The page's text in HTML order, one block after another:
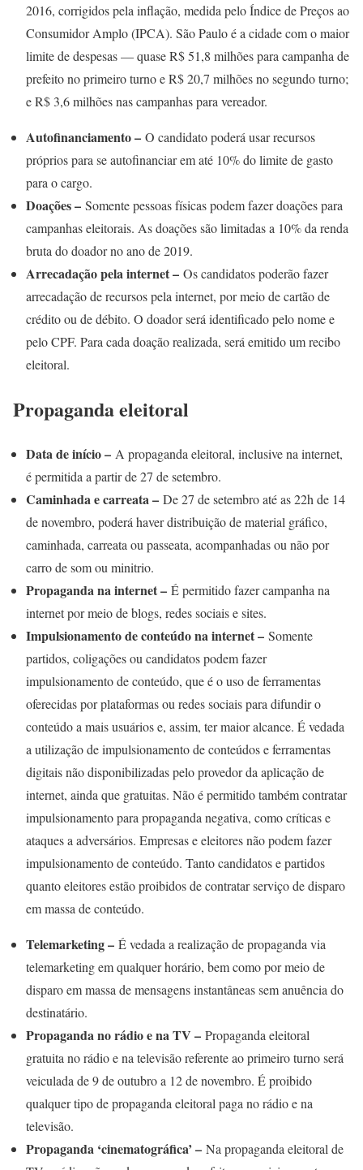
2016, corrigidos pela inflação, medida pelo Índice de Preços ao
Consumidor Amplo (IPCA). São Paulo é a cidade com o maior
limite de despesas — quase R$ 51,8 milhões para campanha de
prefeito no primeiro turno e R$ 20,7 milhões no segundo turno;
e R$ 3,6 milhões nas campanhas para vereador.
Autofinanciamento – O candidato poderá usar recursos
próprios para se autofinanciar em até 10% do limite de gasto
para o cargo.
Doações – Somente pessoas físicas podem fazer doações para
campanhas eleitorais. As doações são limitadas a 10% da renda
bruta do doador no ano de 2019.
Arrecadação pela internet – Os candidatos poderão fazer
arrecadação de recursos pela internet, por meio de cartão de
crédito ou de débito. O doador será identificado pelo nome e
pelo CPF. Para cada doação realizada, será emitido um recibo
eleitoral.
Propaganda eleitoral
Data de início – A propaganda eleitoral, inclusive na internet,
é permitida a partir de 27 de setembro.
Caminhada e carreata – De 27 de setembro até as 22h de 14
de novembro, poderá haver distribuição de material gráfico,
caminhada, carreata ou passeata, acompanhadas ou não por
carro de som ou minitrio.
Propaganda na internet – É permitido fazer campanha na
internet por meio de blogs, redes sociais e sites.
Impulsionamento de conteúdo na internet – Somente
partidos, coligações ou candidatos podem fazer
impulsionamento de conteúdo, que é o uso de ferramentas
oferecidas por plataformas ou redes sociais para difundir o
conteúdo a mais usuários e, assim, ter maior alcance. É vedada
a utilização de impulsionamento de conteúdos e ferramentas
digitais não disponibilizadas pelo provedor da aplicação de
internet, ainda que gratuitas. Não é permitido também contratar
impulsionamento para propaganda negativa, como críticas e
ataques a adversários. Empresas e eleitores não podem fazer
impulsionamento de conteúdo. Tanto candidatos e partidos
quanto eleitores estão proibidos de contratar serviço de disparo
em massa de conteúdo.
Telemarketing – É vedada a realização de propaganda via
telemarketing em qualquer horário, bem como por meio de
disparo em massa de mensagens instantâneas sem anuência do
destinatário.
Propaganda no rádio e na TV – Propaganda eleitoral
gratuita no rádio e na televisão referente ao primeiro turno será
veiculada de 9 de outubro a 12 de novembro. É proibido
qualquer tipo de propaganda eleitoral paga no rádio e na
televisão.
Propaganda ‘cinematográfica’ – Na propaganda eleitoral de